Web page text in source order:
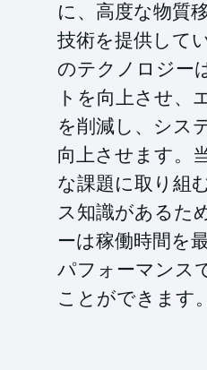
に、高度な物質
技術を提供して
のテクノロジー
トを向上させ、
を削減し、シス
向上させます。
な課題に取り組
ス知識があるた
ーは稼働時間を
パフォーマンス
ことができます。